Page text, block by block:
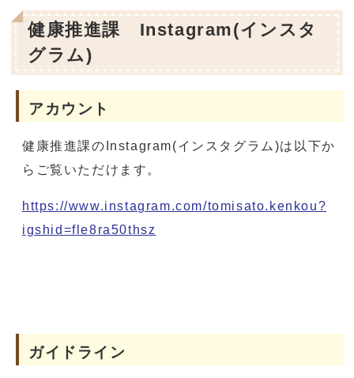
健康推進課 Instagram(インスタ
グラム)
アカウント
健康推進課のInstagram(インスタグラム)は以下か
らご覧いただけます。
https://www.instagram.com/tomisato.kenkou?
igshid=fle8ra50thsz
ガイドライン